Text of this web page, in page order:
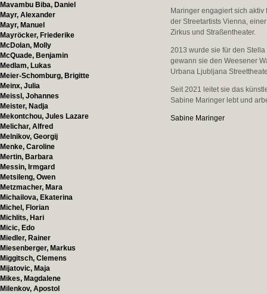
Mavambu Biba, Daniel
Mayr, Alexander
Mayr, Manuel
Mayröcker, Friederike
McDolan, Molly
McQuade, Benjamin
Medlam, Lukas
Meier-Schomburg, Brigitte
Meinx, Julia
Meissl, Johannes
Meister, Nadja
Mekontchou, Jules Lazare
Melichar, Alfred
Melnikov, Georgij
Menke, Caroline
Mertin, Barbara
Messin, Irmgard
Metsileng, Owen
Metzmacher, Mara
Michailova, Ekaterina
Michel, Florian
Michlits, Hari
Micic, Edo
Miedler, Rainer
Miesenberger, Markus
Miggitsch, Clemens
Mijatovic, Maja
Mikes, Magdalene
Milenkov, Apostol
Maringer engagiert sich
der Streetartists Vienna,
Zirkus und Straßentheater.
2013 wurde sie für den
gewann sie den Weesener
Urbana Ljubljana
Seit 2021 leitet sie das
Sabine Maringer lebt und
Sabine Maringer